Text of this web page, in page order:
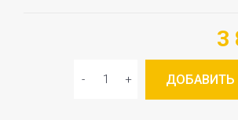
3
ДОБАВИТЬ